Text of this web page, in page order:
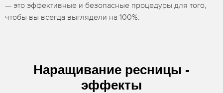
— это эффективные и безопасные процедуры для того,
чтобы вы всегда выглядели на 100%.
Наращивание ресницы -
эффекты